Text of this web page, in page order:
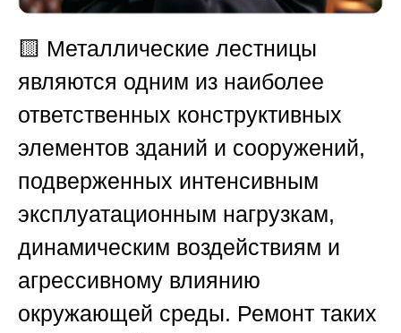
🟨 Металлические лестницы
являются одним из наиболее
ответственных конструктивных
элементов зданий и сооружений,
подверженных интенсивным
эксплуатационным нагрузкам,
динамическим воздействиям и
агрессивному влиянию
окружающей среды. Ремонт таких